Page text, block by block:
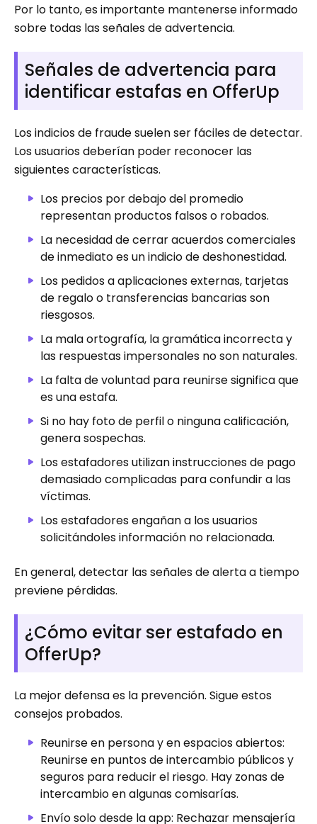
Por lo tanto, es importante mantenerse informado
sobre todas las señales de advertencia.
Señales de advertencia para
identificar estafas en OfferUp
Los indicios de fraude suelen ser fáciles de detectar.
Los usuarios deberían poder reconocer las
siguientes características.
Los precios por debajo del promedio
representan productos falsos o robados.
La necesidad de cerrar acuerdos comerciales
de inmediato es un indicio de deshonestidad.
Los pedidos a aplicaciones externas, tarjetas
de regalo o transferencias bancarias son
riesgosos.
La mala ortografía, la gramática incorrecta y
las respuestas impersonales no son naturales.
La falta de voluntad para reunirse significa que
es una estafa.
Si no hay foto de perfil o ninguna calificación,
genera sospechas.
Los estafadores utilizan instrucciones de pago
demasiado complicadas para confundir a las
víctimas.
Los estafadores engañan a los usuarios
solicitándoles información no relacionada.
En general, detectar las señales de alerta a tiempo
previene pérdidas.
¿Cómo evitar ser estafado en
OfferUp?
La mejor defensa es la prevención. Sigue estos
consejos probados.
Reunirse en persona y en espacios abiertos:
Reunirse en puntos de intercambio públicos y
seguros para reducir el riesgo. Hay zonas de
intercambio en algunas comisarías.
Envío solo desde la app: Rechazar mensajería